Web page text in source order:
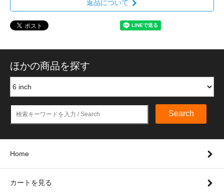
返品について
ほかの商品を探す
Search
Home
カートを見る